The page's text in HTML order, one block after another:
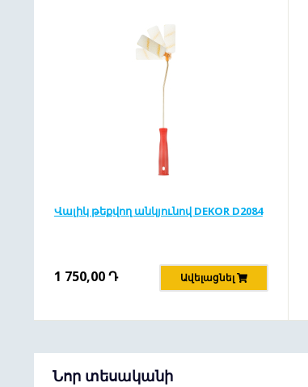
Վալիկ թեքվող անկյունով DEKOR D2084
1 750,00Դ Ավելացնել
Նոր տեսականի